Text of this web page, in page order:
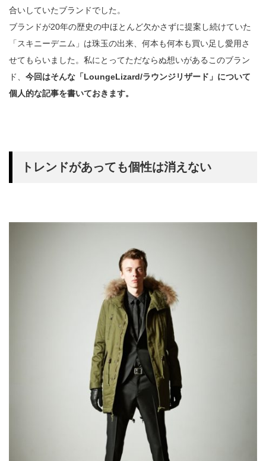
合いしていたブランドでした。
ブランドが20年の歴史の中ほとんど欠かさずに提案し続けていた
「スキニーデニム」は珠玉の出来、何本も何本も買い足し愛用さ
せてもらいました。私にとってただならぬ想いがあるこのブラン
ド、 今回はそんな「LoungeLizard/ラウンジリザード」について
個人的な記事を書いておきます。
トレンドがあっても個性は消えない